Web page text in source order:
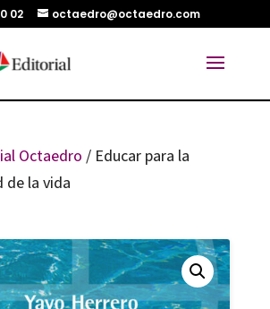
02 octaedro@octaedro.com
Octaedro / Educar para la
de la vida